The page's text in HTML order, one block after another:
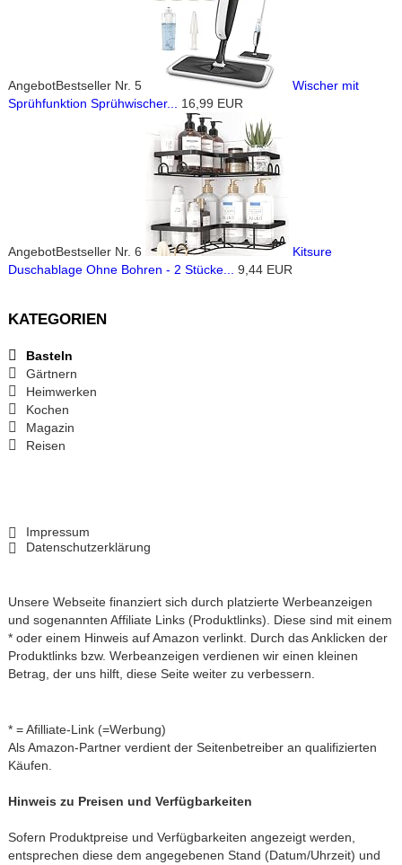
AngebotBestseller Nr. 5
Wischer mit
Sprühfunktion Sprühwischer...
16,99 EUR
AngebotBestseller Nr. 6
Kitsure
Duschablage Ohne Bohren - 2 Stücke...
9,44 EUR
KATEGORIEN
Basteln
Gärtnern
Heimwerken
Kochen
Magazin
Reisen
Impressum
Datenschutzerklärung
Unsere Webseite finanziert sich durch platzierte Werbeanzeigen
und sogenannten Affiliate Links (Produktlinks). Diese sind mit einem
* oder einem Hinweis auf Amazon verlinkt. Durch das Anklicken der
Produktlinks bzw. Werbeanzeigen verdienen wir einen kleinen
Betrag, der uns hilft, diese Seite weiter zu verbessern.
* = Afilliate-Link (=Werbung)
Als Amazon-Partner verdient der Seitenbetreiber an qualifizierten
Käufen.
Hinweis zu Preisen und Verfügbarkeiten
Sofern Produktpreise und Verfügbarkeiten angezeigt werden,
entsprechen diese dem angegebenen Stand (Datum/Uhrzeit) und